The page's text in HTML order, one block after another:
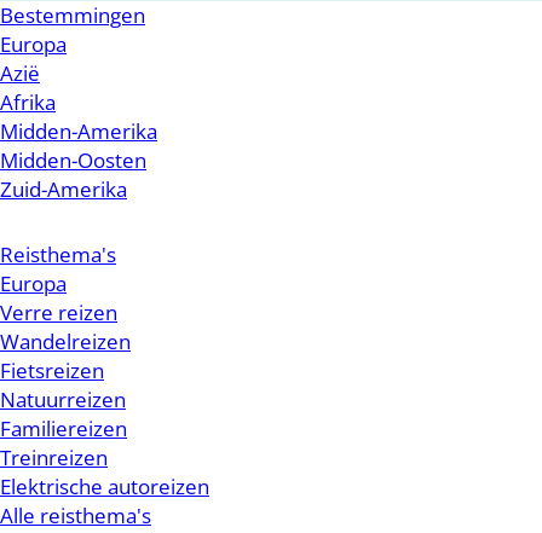
Bestemmingen
Europa
Azië
Afrika
Midden-Amerika
Midden-Oosten
Zuid-Amerika
Reisthema's
Europa
Verre reizen
Wandelreizen
Fietsreizen
Natuurreizen
Familiereizen
Treinreizen
Elektrische autoreizen
Alle reisthema's